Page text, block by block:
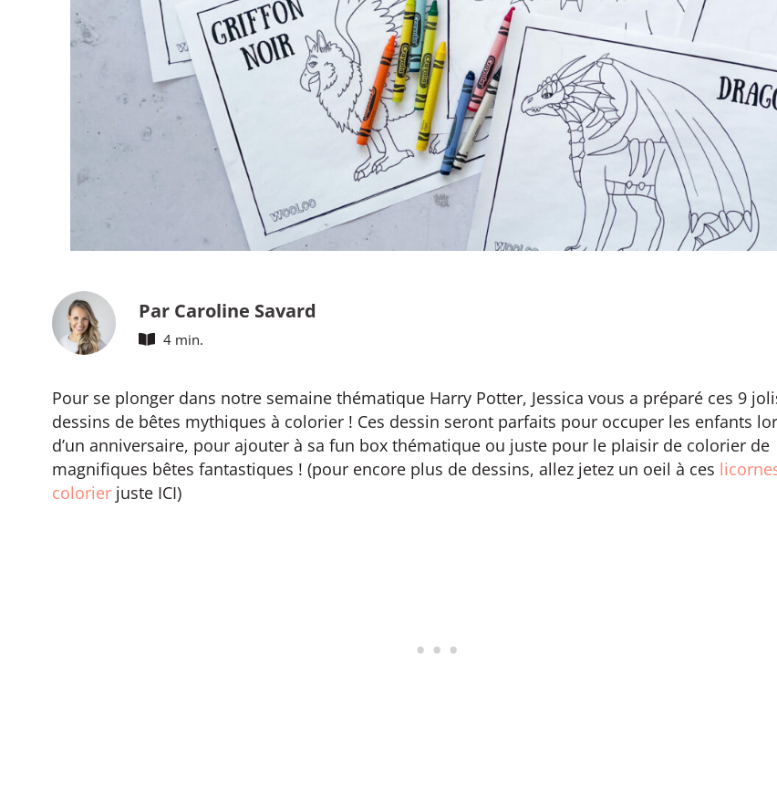
Par Caroline Savard
4 min.
Pour se plonger dans notre semaine thématique Harry Potter, Jessica vous a préparé ces 9
dessins de bêtes mythiques à colorier ! Ces dessin seront parfaits pour occuper les enfants
d’un anniversaire, pour ajouter à sa fun box thématique ou juste pour le plaisir de colorier de
magnifiques bêtes fantastiques ! (pour encore plus de dessins, allez jetez un oeil à ces
colorier juste ICI)